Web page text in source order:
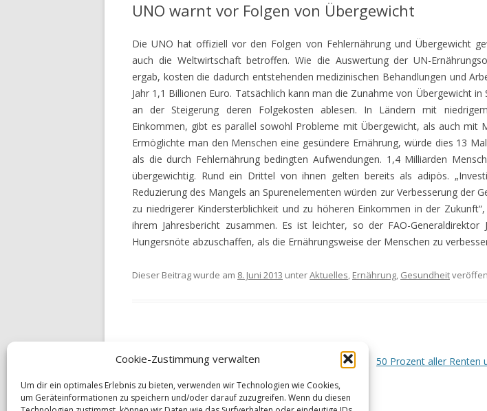
Cookie-Zustimmung verwalten
Um dir ein optimales Erlebnis zu bieten, verwenden wir Technologien wie Cookies,
um Geräteinformationen zu speichern und/oder darauf zuzugreifen. Wenn du diesen
LEBENSVERSICHERUNGEN
VERGLEICHEN
BERUFSUNFÄHIGKEITSVERSICHERUNGEN
VERGLEICHEN
RÜRUP RENTE VERGLEICHEN
RIESTER RENTE VERGLEICHEN
RENTENVERSICHERUNGEN
VERGLEICHEN
VERGLEICHEN
FIRMENVERSICHERUNGEN
HAUSRATVERSICHERUNG –
UNO warnt vor Folgen von Übergewicht
Die UNO hat offiziell vor den Folgen von Fehlernährung und Übergewicht
auch die Weltwirtschaft betroffen. Wie die Auswertung der UN-
ergab, kosten die dadurch entstehenden medizinischen Behandlungen und
Jahr 1,1 Billionen Euro. Tatsächlich kann man die Zunahme von Übergewicht in
an der Steigerung deren Folgekosten ablesen. In Ländern mit
Einkommen, gibt es parallel sowohl Probleme mit Übergewicht, als auch mit
Ermöglichte man den Menschen eine gesündere Ernährung, würde dies 13
als die durch Fehlernährung bedingten Aufwendungen. 1,4 Milliarden
übergewichtig. Rund ein Drittel von ihnen gelten bereits als adipös.
Reduzierung des Mangels an Spurenelementen würden zur Verbesserung der
zu niedrigerer Kindersterblichkeit und zu höheren Einkommen in der
ihrem Jahresbericht zusammen. Es ist leichter, so der FAO-Generaldirektor
Hungersnöte abzuschaffen, als die Ernährungsweise der Menschen zu
Dieser Beitrag wurde am 8. Juni 2013 unterAktuelles, Ernährung, Gesundheit
Beitrags-
Navigation
←Immer mehr Lebensversicherer ohne
Garantiezins
50 Prozent aller Renten